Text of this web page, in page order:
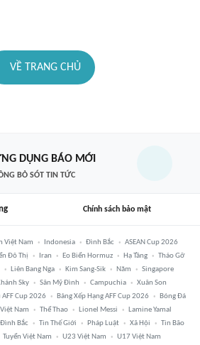
VỀ TRANG CHỦ
DỤNG BÁO MỚI
BỎ SÓT TIN TỨC
Chính sách bảo mật
Việt Nam Indonesia Đình Bắc
ASEAN Cup 2026
Đô Thị Iran Eo Biển Hormuz Hạ Tầng
Tháo Gỡ
Liên Bang Nga Kim Sang-Sik Năm
Singapore
Sky Sân Mỹ Đình Campuchia
Xuân Son
Cup 2026 Bảng Xếp Hạng AFF Cup 2026
Bóng Đá
Nam Thể Thao Lionel Messi
Lamine Yamal
Bắc Tin Thế Giới Pháp Luật Xã Hội
Tin Bão
Tuyển Việt Nam U23 Việt Nam U17 Việt Nam